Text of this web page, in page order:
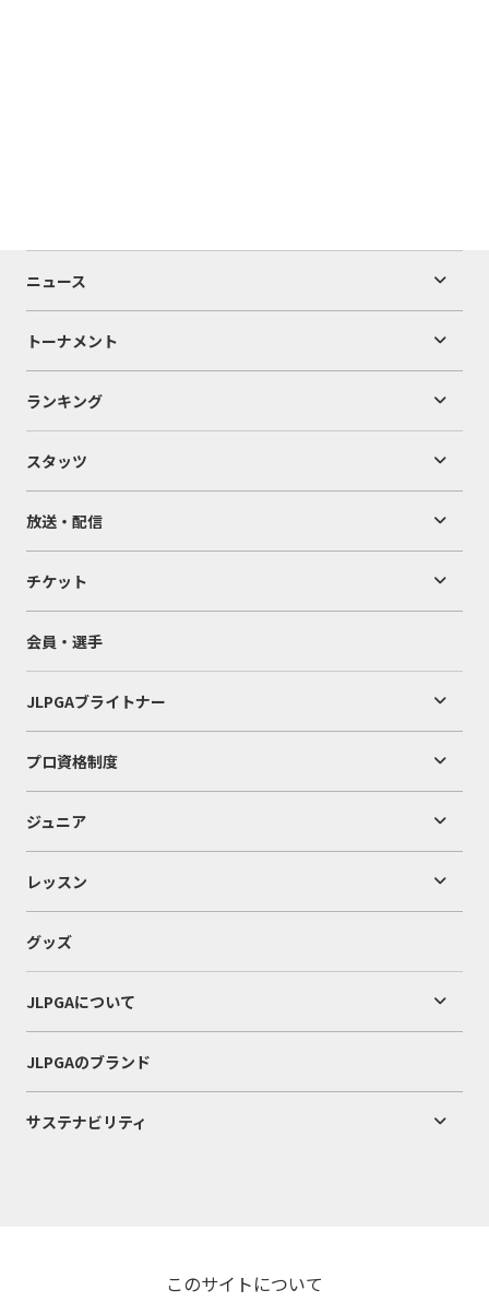
ニュース
トーナメント
ランキング
スタッツ
放送・配信
チケット
会員・選手
JLPGAブライトナー
プロ資格制度
ジュニア
レッスン
グッズ
JLPGAについて
JLPGAのブランド
サステナビリティ
このサイトについて